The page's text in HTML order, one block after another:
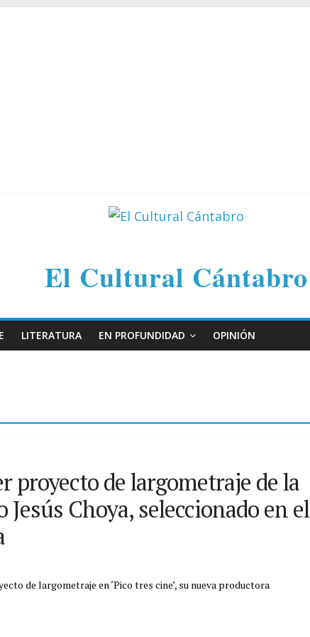
El Cultural Cántabro
LITERATURA EN PROFUNDIDAD OPINIÓN
proyecto de largometraje de la
Choya, seleccionado en el
de largometraje en ‘Pico tres cine’, su nueva productora